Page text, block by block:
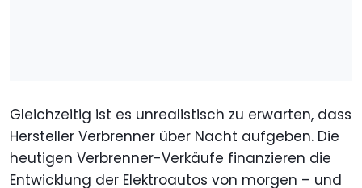
Gleichzeitig ist es unrealistisch zu erwarten, dass
Hersteller Verbrenner über Nacht aufgeben. Die
heutigen Verbrenner-Verkäufe finanzieren die
Entwicklung der Elektroautos von morgen – und